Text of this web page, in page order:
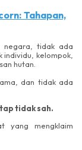
Tahapan,
negara, tidak ada
individu, kelompok,
hutan.
dan tidak ada
tidak sah.
yang mengklaim